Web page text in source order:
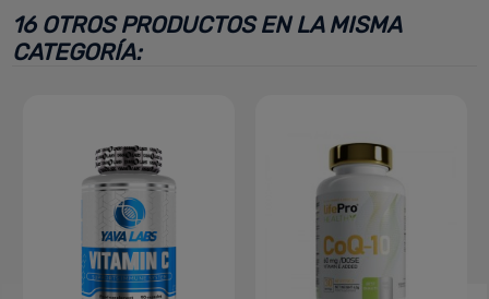
16 OTROS PRODUCTOS EN LA MISMA
CATEGORÍA: